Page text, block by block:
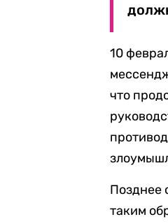
10
что
Позднее
таким